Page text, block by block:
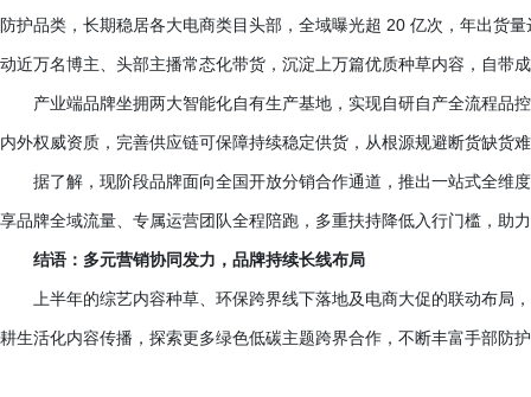
防护品类，长期稳居各大电商类目头部，全域曝光超 20 亿次，年出货
动近万名博主、头部主播常态化带货，沉淀上万篇优质种草内容，自带
产业端品牌坐拥两大智能化自有生产基地，实现自研自产全流程品
内外权威资质，完善供应链可保障持续稳定供货，从根源规避断货缺货
据了解，现阶段品牌面向全国开放分销合作通道，推出一站式全维
享品牌全域流量、专属运营团队全程陪跑，多重扶持降低入行门槛，助
结语：多元营销协同发力，品牌持续长线布局
上半年的综艺内容种草、环保跨界线下落地及电商大促的联动布局
耕生活化内容传播，探索更多绿色低碳主题跨界合作，不断丰富手部防